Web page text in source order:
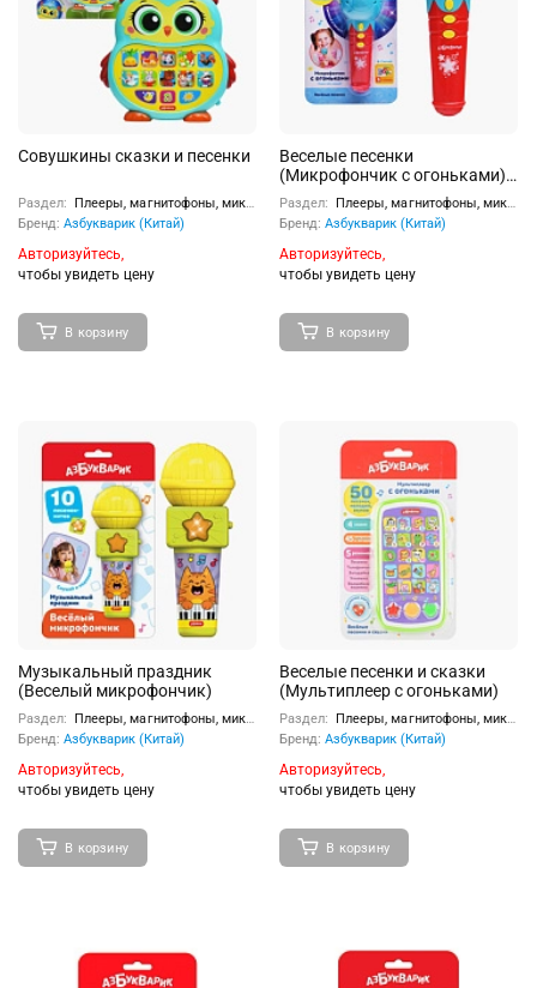
Совушкины сказки и песенки
Раздел:
Плееры, магнитофоны, микрофоны
Бренд: Азбукварик (Китай)
Авторизуйтесь,
чтобы увидеть цену
В корзину
Веселые песенки
(Микрофончик с огоньками)
бирюзовый
Раздел:
Плееры, магнитофоны, микрофоны
Бренд: Азбукварик (Китай)
Авторизуйтесь,
чтобы увидеть цену
В корзину
Музыкальный праздник
(Веселый микрофончик)
Раздел:
Плееры, магнитофоны, микрофоны
Бренд: Азбукварик (Китай)
Авторизуйтесь,
чтобы увидеть цену
В корзину
Веселые песенки и сказки
(Мультиплеер с огоньками)
Раздел:
Плееры, магнитофоны, микрофоны
Бренд: Азбукварик (Китай)
Авторизуйтесь,
чтобы увидеть цену
В корзину